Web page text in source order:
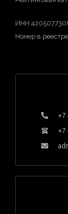
ИНН
Номер в
+7
+7